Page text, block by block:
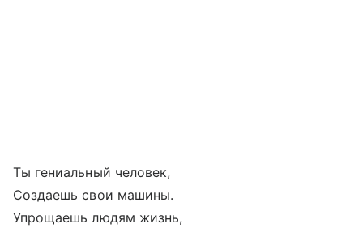
Ты гениальный человек,
Создаешь свои машины.
Упрощаешь людям жизнь,